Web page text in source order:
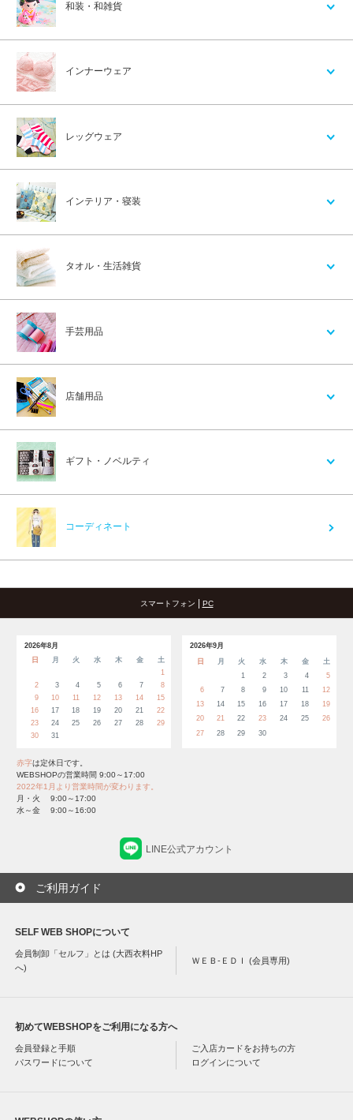
和装・和雑貨
インナーウェア
レッグウェア
インテリア・寝装
タオル・生活雑貨
手芸用品
店舗用品
ギフト・ノベルティ
コーディネート
スマートフォン PC
2026年8月
日
月 火 水 木 金
土
1
2
3 4 5 6 7
8
9
10 11 12 13 14
15
16
17 18 19 20 21
22
23
24 25 26 27 28
29
30
31
2026年9月
日
月 火 水 木 金
土
1
2 3 4
5
6
7 8 9 10 11
12
13
14 15 16 17 18
19
20
21 22 23 24 25
26
27
28 29 30
赤字は定休日です。
WEBSHOPの営業時間 9:00～17:00
2022年1月より営業時間が変わります。
月・火 9:00～17:00
水～金 9:00～16:00
LINE公式アカウント
ご利用ガイド
SELF WEB SHOPについて
会員制卸「セルフ」とは (大西衣料HP
へ)
ＷＥＢ-ＥＤＩ (会員専用)
初めてWEBSHOPをご利用になる方へ
会員登録と手順
ご入店カードをお持ちの方
パスワードについて
ログインについて